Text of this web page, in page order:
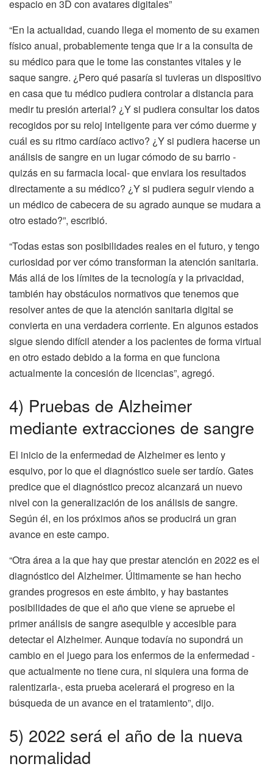
espacio en 3D con avatares digitales”
“En la actualidad, cuando llega el momento de su examen
físico anual, probablemente tenga que ir a la consulta de
su médico para que le tome las constantes vitales y le
saque sangre. ¿Pero qué pasaría si tuvieras un dispositivo
en casa que tu médico pudiera controlar a distancia para
medir tu presión arterial? ¿Y si pudiera consultar los datos
recogidos por su reloj inteligente para ver cómo duerme y
cuál es su ritmo cardíaco activo? ¿Y si pudiera hacerse un
análisis de sangre en un lugar cómodo de su barrio -
quizás en su farmacia local- que enviara los resultados
directamente a su médico? ¿Y si pudiera seguir viendo a
un médico de cabecera de su agrado aunque se mudara a
otro estado?”, escribió.
“Todas estas son posibilidades reales en el futuro, y tengo
curiosidad por ver cómo transforman la atención sanitaria.
Más allá de los límites de la tecnología y la privacidad,
también hay obstáculos normativos que tenemos que
resolver antes de que la atención sanitaria digital se
convierta en una verdadera corriente. En algunos estados
sigue siendo difícil atender a los pacientes de forma virtual
en otro estado debido a la forma en que funciona
actualmente la concesión de licencias”, agregó.
4) Pruebas de Alzheimer
mediante extracciones de sangre
El inicio de la enfermedad de Alzheimer es lento y
esquivo, por lo que el diagnóstico suele ser tardío. Gates
predice que el diagnóstico precoz alcanzará un nuevo
nivel con la generalización de los análisis de sangre.
Según él, en los próximos años se producirá un gran
avance en este campo.
“Otra área a la que hay que prestar atención en 2022 es el
diagnóstico del Alzheimer. Últimamente se han hecho
grandes progresos en este ámbito, y hay bastantes
posibilidades de que el año que viene se apruebe el
primer análisis de sangre asequible y accesible para
detectar el Alzheimer. Aunque todavía no supondrá un
cambio en el juego para los enfermos de la enfermedad -
que actualmente no tiene cura, ni siquiera una forma de
ralentizarla-, esta prueba acelerará el progreso en la
búsqueda de un avance en el tratamiento”, dijo.
5) 2022 será el año de la nueva
normalidad